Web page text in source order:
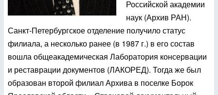
Российской академии
наук (Архив РАН).
Санкт-Петербургское отделение получило статус
филиала, а несколько ранее (в 1987 г.) в его состав
вошла общеакадемическая Лаборатория консервации
и реставрации документов (ЛАКОРЕД). Тогда же был
образован второй филиал Архива в поселке Борок